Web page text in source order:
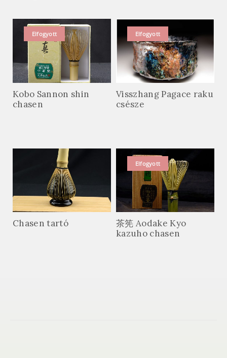
Elfogyott
Kobo Sannon shin
chasen
Elfogyott
Visszhang Pagace raku
csésze
Chasen tartó
Elfogyott
茶筅 Aodake Kyo
kazuho chasen